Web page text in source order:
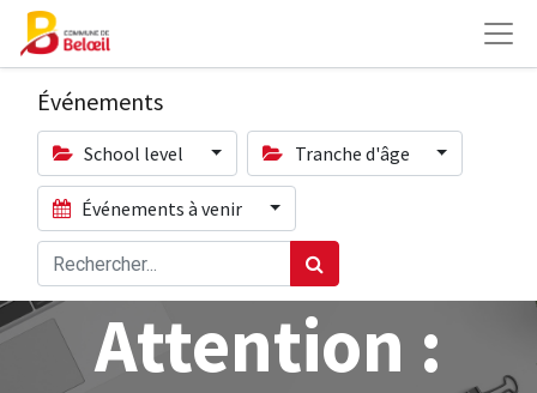
Événements
School level Tranche d'âge
Événements à venir
Attention :